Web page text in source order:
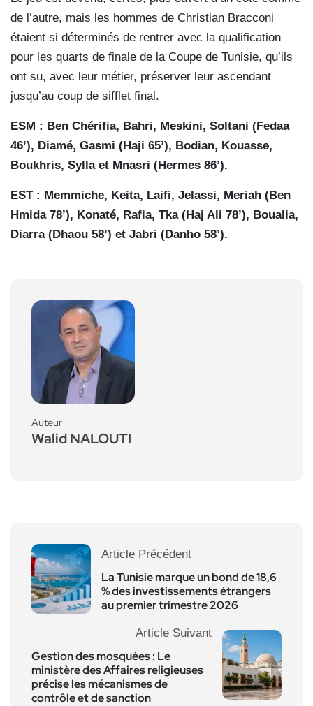
de l’autre, mais les hommes de Christian Bracconi
étaient si déterminés de rentrer avec la qualification
pour les quarts de finale de la Coupe de Tunisie, qu’ils
ont su, avec leur métier, préserver leur ascendant
jusqu’au coup de sifflet final.
ESM : Ben Chérifia, Bahri, Meskini, Soltani (Fedaa
46’), Diamé, Gasmi (Haji 65’), Bodian, Kouasse,
Boukhris, Sylla et Mnasri (Hermes 86’).
EST : Memmiche, Keita, Laifi, Jelassi, Meriah (Ben
Hmida 78’), Konaté, Rafia, Tka (Haj Ali 78’), Boualia,
Diarra (Dhaou 58’) et Jabri (Danho 58’).
Auteur
Walid NALOUTI
Article Précédent
La Tunisie marque un bond de 18,6
% des investissements étrangers
au premier trimestre 2026
Article Suivant
Gestion des mosquées : Le
ministère des Affaires religieuses
précise les mécanismes de
contrôle et de sanction